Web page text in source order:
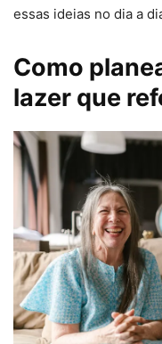
essas ideias no dia a
Como
lazer que